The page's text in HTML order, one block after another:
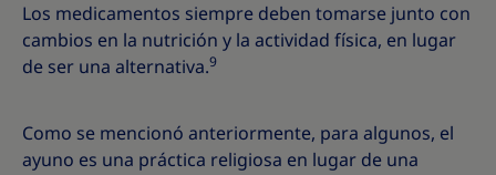
Los medicamentos siempre deben tomarse junto con
cambios en la nutrición y la actividad física, en lugar
de ser una alternativa.9
Como se mencionó anteriormente, para algunos, el
ayuno es una práctica religiosa en lugar de una